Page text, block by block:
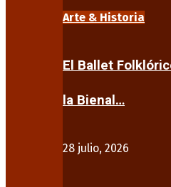
Arte & Historia
El Ballet
la Bienal…
28 julio, 2026